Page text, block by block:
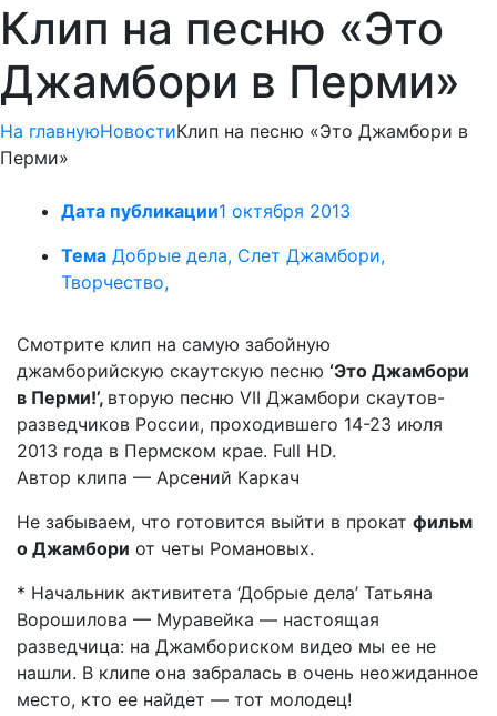
Клип на песню «Это
Джамбори в Перми»
На главнуюНовостиКлип на песню «Это Джамбори в
Перми»
Дата публикации1 октября 2013
Тема Добрые дела, Слет Джамбори,
Творчество,
Смотрите клип на самую забойную
джамборийскую скаутскую песню ‘Это Джамбори
в Перми!’, вторую песню VII Джамбори скаутов-
разведчиков России, проходившего 14-23 июля
2013 года в Пермском крае. Full HD.
Автор клипа — Арсений Каркач
Не забываем, что готовится выйти в прокат фильм
о Джамбори от четы Романовых.
* Начальник активитета ‘Добрые дела’ Татьяна
Ворошилова — Муравейка — настоящая
разведчица: на Джамбориском видео мы ее не
нашли. В клипе она забралась в очень неожиданное
место, кто ее найдет — тот молодец!